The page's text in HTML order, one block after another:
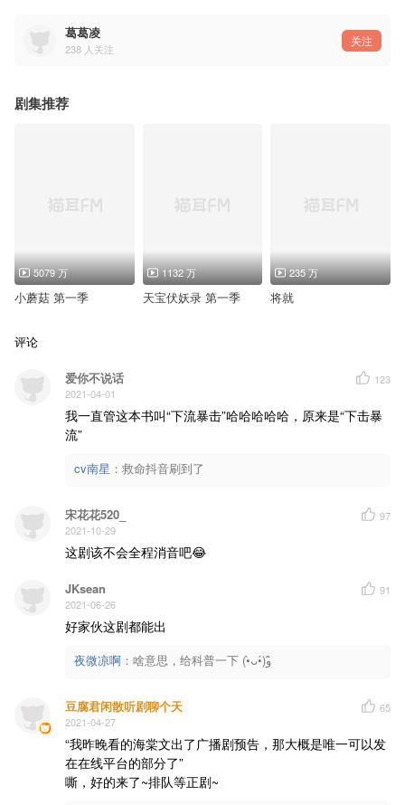
转载前请标明出处和保留完整剧组信息和声明，谢谢！
葛葛凌
238 人关注
关注
剧集推荐
5079 万
小蘑菇 第一季
1132 万
天宝伏妖录 第一季
235 万
将就
评论
爱你不说话
2021-04-01
123
我一直管这本书叫“下流暴击”哈哈哈哈哈，原来是“下击暴
流”
cv南星 ： 救命抖音刷到了
宋花花520_
2021-10-29
97
这剧该不会全程消音吧😂
JKsean
2021-06-26
91
好家伙这剧都能出
夜微凉啊 ：
豆腐君闲散听剧聊个天
2021-04-27
65
“我昨晚看的海棠文出了广播剧预告，那大概是唯一可以发
在在线平台的部分了”
嘶，好的来了~排队等正剧~